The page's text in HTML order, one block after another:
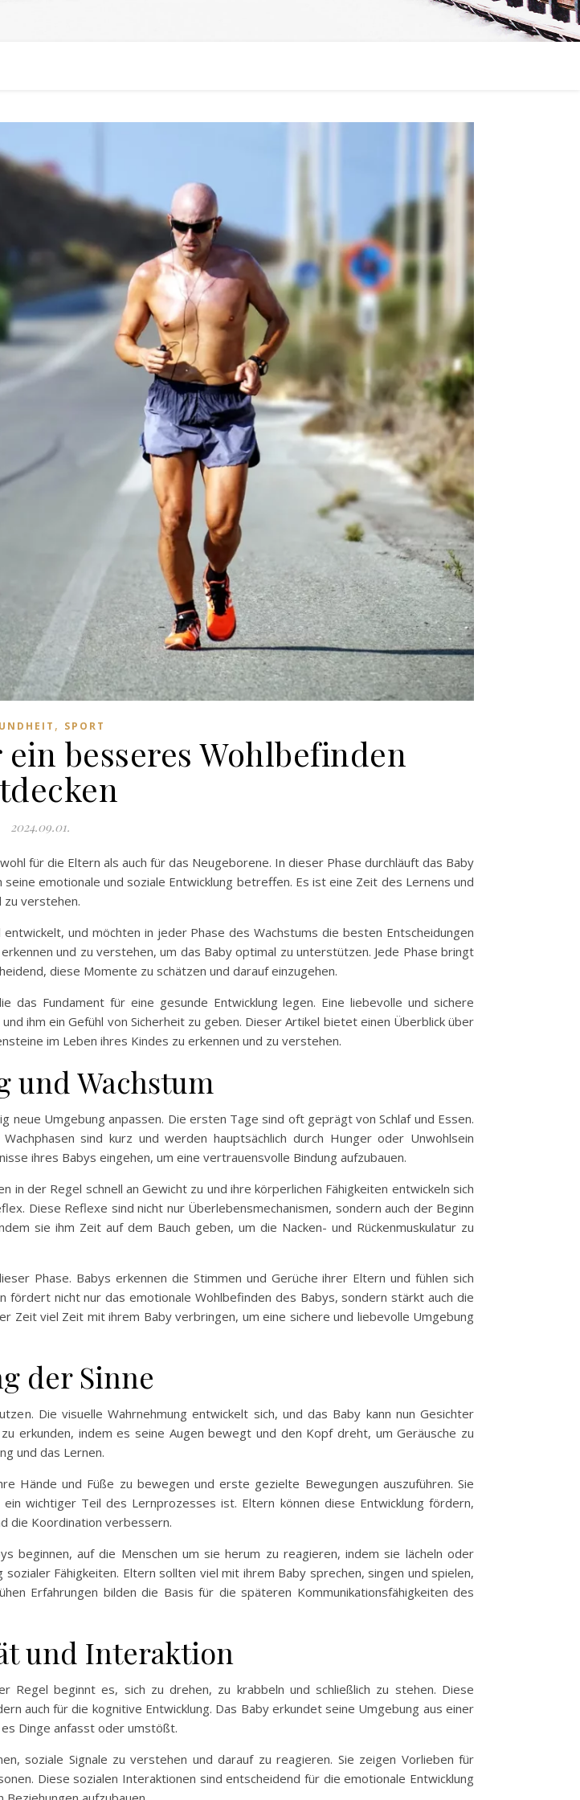
, SPORT
besseres Wohlbefinden
2024.09.01.
für die Eltern als auch für das Neugeborene. In dieser Phase durchläuft das Baby
emotionale und soziale Entwicklung betreffen. Es ist eine Zeit des Lernens und
zu verstehen.
und möchten in jeder Phase des Wachstums die besten Entscheidungen
und zu verstehen, um das Baby optimal zu unterstützen. Jede Phase bringt
diese Momente zu schätzen und darauf einzugehen.
Fundament für eine gesunde Entwicklung legen. Eine liebevolle und sichere
ihm ein Gefühl von Sicherheit zu geben. Dieser Artikel bietet einen Überblick über
im Leben ihres Kindes zu erkennen und zu verstehen.
und Wachstum
neue Umgebung anpassen. Die ersten Tage sind oft geprägt von Schlaf und Essen.
sind kurz und werden hauptsächlich durch Hunger oder Unwohlsein
ihres Babys eingehen, um eine vertrauensvolle Bindung aufzubauen.
der Regel schnell an Gewicht zu und ihre körperlichen Fähigkeiten entwickeln sich
Diese Reflexe sind nicht nur Überlebensmechanismen, sondern auch der Beginn
sie ihm Zeit auf dem Bauch geben, um die Nacken- und Rückenmuskulatur zu
Phase. Babys erkennen die Stimmen und Gerüche ihrer Eltern und fühlen sich
nicht nur das emotionale Wohlbefinden des Babys, sondern stärkt auch die
Zeit viel Zeit mit ihrem Baby verbringen, um eine sichere und liebevolle Umgebung
der Sinne
Die visuelle Wahrnehmung entwickelt sich, und das Baby kann nun Gesichter
erkunden, indem es seine Augen bewegt und den Kopf dreht, um Geräusche zu
und das Lernen.
Hände und Füße zu bewegen und erste gezielte Bewegungen auszuführen. Sie
wichtiger Teil des Lernprozesses ist. Eltern können diese Entwicklung fördern,
die Koordination verbessern.
beginnen, auf die Menschen um sie herum zu reagieren, indem sie lächeln oder
Fähigkeiten. Eltern sollten viel mit ihrem Baby sprechen, singen und spielen,
Erfahrungen bilden die Basis für die späteren Kommunikationsfähigkeiten des
und Interaktion
beginnt es, sich zu drehen, zu krabbeln und schließlich zu stehen. Diese
auch für die kognitive Entwicklung. Das Baby erkundet seine Umgebung aus einer
Dinge anfasst oder umstößt.
soziale Signale zu verstehen und darauf zu reagieren. Sie zeigen Vorlieben für
Diese sozialen Interaktionen sind entscheidend für die emotionale Entwicklung